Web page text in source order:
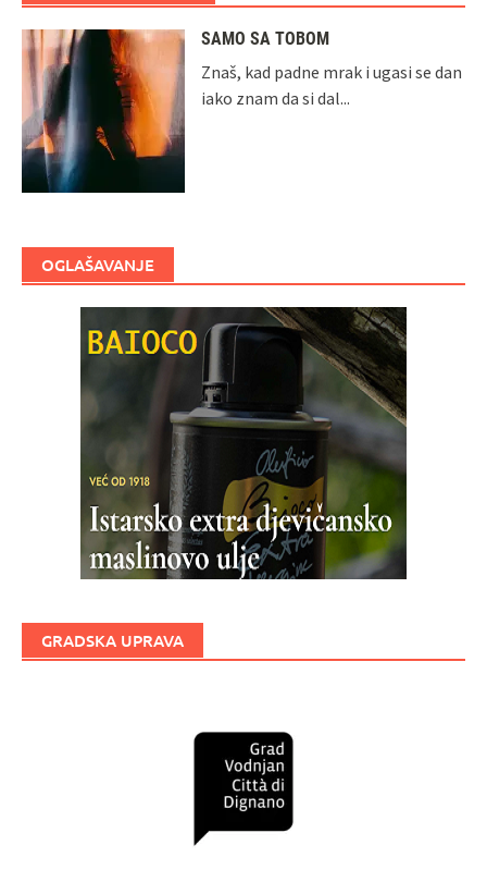
SAMO SA TOBOM
Znaš, kad padne mrak i ugasi se dan
iako znam da si dal...
OGLAŠAVANJE
GRADSKA UPRAVA